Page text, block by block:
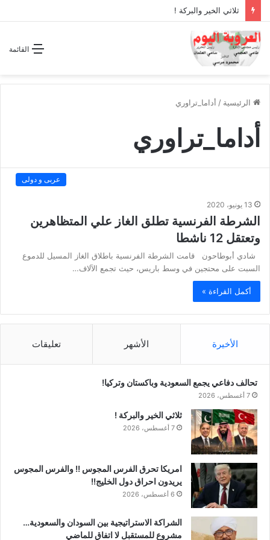
ثلاثي الخير والبركة !
القائمة
الرئيسية / أداما_تراوري
أداما_تراوري
عربى و دولى
13 يونيو، 2020
الشرطة الفرنسية تطلق الغاز علي المتظاهرين
وتعتقل 12 ناشطا
شادي أبوطاحون قامت الشرطة الفرنسية باطلاق الغاز المسيل للدموع
السبت على محتجين في وسط باريس، حيث تجمع الآلاف…
أكمل القراءة »
الأخيرة الأشهر تعليقات
تحالف دفاعي يجمع السعودية وباكستان وتركيا!
7 أغسطس، 2026
ثلاثي الخير والبركة !
7 أغسطس، 2026
امريكا تحرق الفرس المجوس !! والفرس المجوس
يريدون احراق دول الخليج!!
6 أغسطس، 2026
الشراكة الاستراتيجية بين السودان والسعودية…
مشروع للمستقبل لا اتفاق للماضي